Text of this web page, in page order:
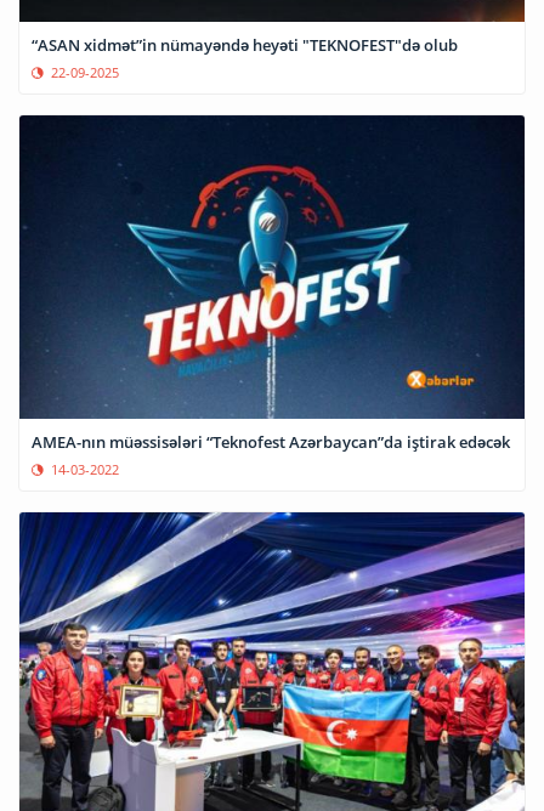
“ASAN xidmət”in nümayəndə heyəti "TEKNOFEST"də olub
22-09-2025
AMEA-nın müəssisələri “Teknofest Azərbaycan”da iştirak edəcək
14-03-2022